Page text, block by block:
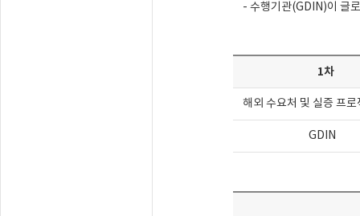
- 수행기관(GDIN)이 글
1차
해외 수요처 및 실증 프로
GDIN